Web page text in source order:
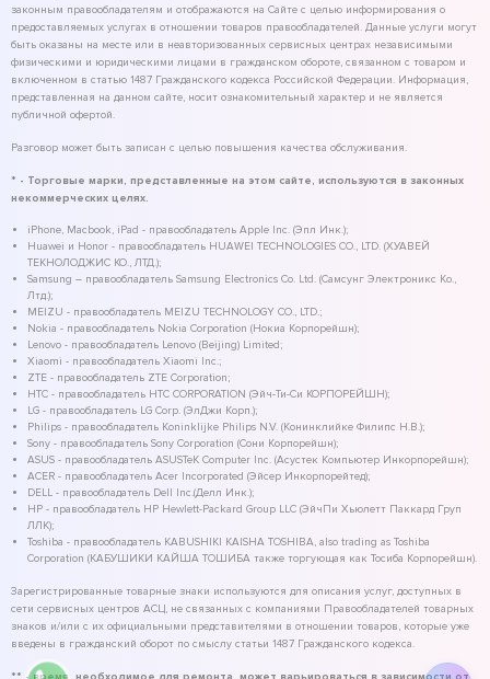
законным правообладателям и отображаются на Сайте с целью информирования о
предоставляемых услугах в отношении товаров правообладателей. Данные услуги могут
быть оказаны на месте или в неавторизованных сервисных центрах независимыми
физическими и юридическими лицами в гражданском обороте, связанном с товаром и
включенном в статью 1487 Гражданского кодекса Российской Федерации. Информация,
представленная на данном сайте, носит ознакомительный характер и не является
публичной офертой.
Разговор может быть записан с целью повышения качества обслуживания.
* - Торговые марки, представленные на этом сайте, используются в законных
некоммерческих целях.
iPhone, Macbook, iPad - правообладатель Apple Inc. (Эпл Инк.);
Huawei и Honor - правообладатель HUAWEI TECHNOLOGIES CO., LTD. (ХУАВЕЙ
ТЕКНОЛОДЖИС КО., ЛТД.);
Samsung – правообладатель Samsung Electronics Co. Ltd. (Самсунг Электроникс Ко.,
Лтд.);
MEIZU - правообладатель MEIZU TECHNOLOGY CO., LTD.;
Nokia - правообладатель Nokia Corporation (Нокиа Корпорейшн);
Lenovo - правообладатель Lenovo (Beijing) Limited;
Xiaomi - правообладатель Xiaomi Inc.;
ZTE - правообладатель ZTE Corporation;
HTC - правообладатель HTC CORPORATION (Эйч-Ти-Си КОРПОРЕЙШН);
LG - правообладатель LG Corp. (ЭлДжи Корп.);
Philips - правообладатель Koninklijke Philips N.V. (Конинклийке Филипс Н.В.);
Sony - правообладатель Sony Corporation (Сони Корпорейшн);
ASUS - правообладатель ASUSTeK Computer Inc. (Асустек Компьютер Инкорпорейшн);
ACER - правообладатель Acer Incorporated (Эйсер Инкорпорейтед);
DELL - правообладатель Dell Inc.(Делл Инк.);
HP - правообладатель HP Hewlett-Packard Group LLC (ЭйчПи Хьюлетт Паккард Груп
ЛЛК);
Toshiba - правообладатель KABUSHIKI KAISHA TOSHIBA, also trading as Toshiba
Corporation (КАБУШИКИ КАЙША ТОШИБА также торгующая как Тосиба Корпорейшн).
Зарегистрированные товарные знаки используются для описания услуг, доступных в
сети сервисных центров АСЦ, не связанных с компаниями Правообладателей товарных
знаков и/или с их официальными представителями в отношении товаров, которые уже
введены в гражданский оборот по смыслу статьи 1487 Гражданского кодекса.